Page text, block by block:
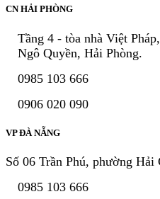
CN HẢI PHÒNG
Tầng 4 - tòa nhà Việt
Ngô Quyền, Hải Phòng.
0985 103 666
0906 020 090
VP ĐÀ NẴNG
Số 06 Trần Phú, phường Hải
0985 103 666